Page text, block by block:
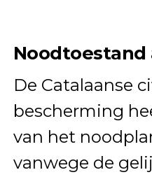
De Catalaanse
bescherming
van het
vanwege de